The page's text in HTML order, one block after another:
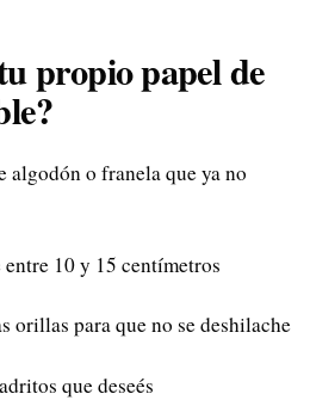
propio papel de
algodón o franela que ya no
10 y 15 centímetros
orillas para que no se deshilache
que deseés